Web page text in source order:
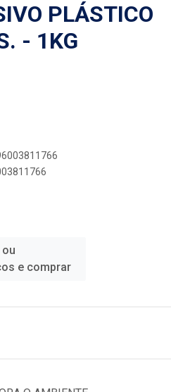
PLÁSTICO
- 1KG
e comprar